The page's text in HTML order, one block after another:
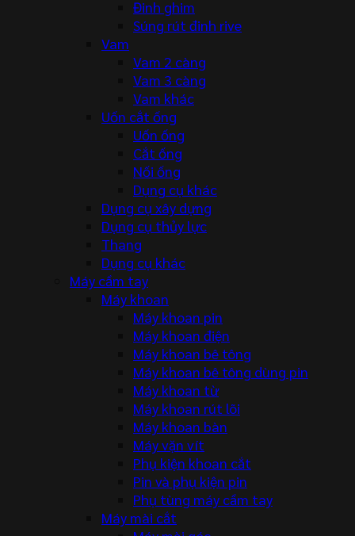
Đinh ghim
Súng rút đinh rive
Vam
Vam 2 càng
Vam 3 càng
Vam khác
Uốn cắt ống
Uốn ống
Cắt ống
Nối ống
Dụng cụ khác
Dụng cụ xây dựng
Dụng cụ thủy lực
Thang
Dụng cụ khác
Máy cầm tay
Máy khoan
Máy khoan pin
Máy khoan điện
Máy khoan bê tông
Máy khoan bê tông dùng pin
Máy khoan từ
Máy khoan rút lõi
Máy khoan bàn
Máy vặn vít
Phụ kiện khoan cắt
Pin và phụ kiện pin
Phụ tùng máy cầm tay
Máy mài cắt